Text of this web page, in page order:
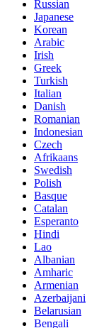
Russian
Japanese
Korean
Arabic
Irish
Greek
Turkish
Italian
Danish
Romanian
Indonesian
Czech
Afrikaans
Swedish
Polish
Basque
Catalan
Esperanto
Hindi
Lao
Albanian
Amharic
Armenian
Azerbaijani
Belarusian
Bengali